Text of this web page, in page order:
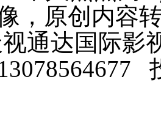
，原创内容
通达国际